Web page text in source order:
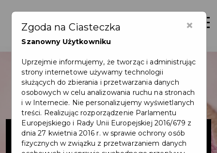
Zaloguj
FOTOINLOVE
×
Zgoda na Ciasteczka
Szanowny Użytkowniku
Uprzejmie informujemy, że tworząc i administrując
strony internetowe używamy technologii
służących do zbierania i przetwarzania danych
osobowych w celu analizowania ruchu na stronach
i w Internecie. Nie personalizujemy wyświetlanych
treści. Realizując rozporządzenie Parlamentu
Europejskiego i Rady Unii Europejskiej 2016/679 z
dnia 27 kwietnia 2016 r. w sprawie ochrony osób
fizycznych w związku z przetwarzaniem danych